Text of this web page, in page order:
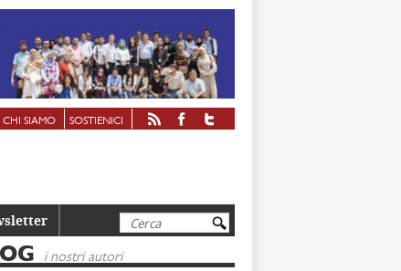
CHI SIAMO SOSTIENICI
Cerca
i nostri autori